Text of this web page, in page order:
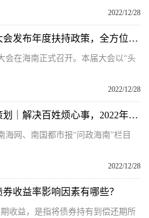
2022/12/28
视讯！2022今日头条生机大会发布年度扶持政策，全方位助力创作者成长
会在海南正式召开。本届大会以“头
2022/12/28
世界热点评！新海南年终策划｜解决百姓烦心事，2022年问政海南十大典型案例发布
网、南国都市报“问政海南”栏目
2022/12/28
收益率影响因素有哪些？
收益，是指将债券持有到偿还期所